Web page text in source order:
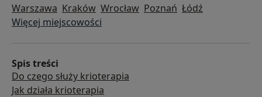
Warszawa Kraków Wrocław Poznań Łódź
Więcej miejscowości
Spis treści
Do czego służy krioterapia
Jak działa krioterapia